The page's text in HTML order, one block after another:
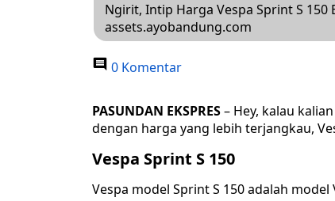
Ngirit, Intip Harga Vespa Sprint S 150
assets.ayobandung.com
0 Komentar
PASUNDAN EKSPRES– Hey, kalau
dengan harga yang lebih terjangkau,
Vespa Sprint S 150
Vespa model Sprint S 150 adalah